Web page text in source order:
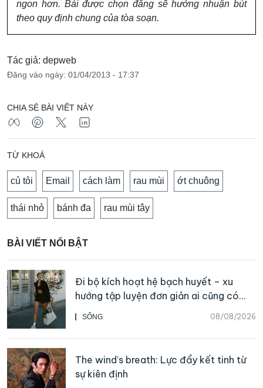
ngon hơn. Bài được chọn đăng sẽ hưởng nhuận bút
theo quy định chung của tòa soạn.
Tác giả: depweb
Đăng vào ngày: 01/04/2013 - 17:37
CHIA SẺ BÀI VIẾT NÀY
TỪ KHOÁ
củ tỏi Email cách làm rau mùi ớt chuông
thái nhỏ bánh đa rau mùi tây
BÀI VIẾT NỔI BẬT
SỐNG 08/08/2026
Đi bộ kích hoạt hệ bạch huyết – xu
hướng tập luyện đơn giản ai cũng có
thể bắt đầu
The wind’s breath: Lực đẩy kết tinh từ
sự kiên định